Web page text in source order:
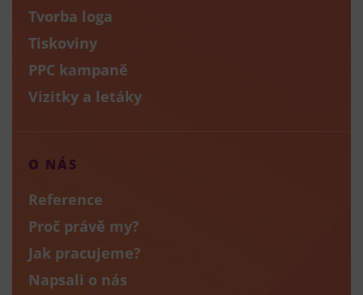
Tvorba loga
Tiskoviny
PPC kampaně
Vizitky a letáky
O NÁS
Reference
Proč právě my?
Jak pracujeme?
Napsali o nás